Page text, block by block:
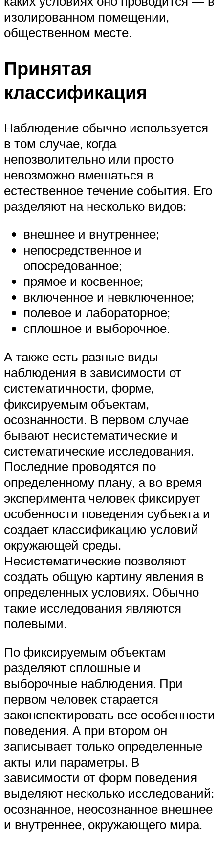
изолированном помещении,
общественном месте.
Принятая
классификация
Наблюдение обычно используется
в том случае, когда
непозволительно или просто
невозможно вмешаться в
естественное течение события. Его
разделяют на несколько видов:
внешнее и внутреннее;
непосредственное и
опосредованное;
прямое и косвенное;
включенное и невключенное;
полевое и лабораторное;
сплошное и выборочное.
А также есть разные виды
наблюдения в зависимости от
систематичности, форме,
фиксируемым объектам,
осознанности. В первом случае
бывают несистематические и
систематические исследования.
Последние проводятся по
определенному плану, а во время
эксперимента человек фиксирует
особенности поведения субъекта и
создает классификацию условий
окружающей среды.
Несистематические позволяют
создать общую картину явления в
определенных условиях. Обычно
такие исследования являются
полевыми.
По фиксируемым объектам
разделяют сплошные и
выборочные наблюдения. При
первом человек старается
законспектировать все особенности
поведения. А при втором он
записывает только определенные
акты или параметры. В
зависимости от форм поведения
выделяют несколько исследований:
осознанное, неосознанное внешнее
и внутреннее, окружающего мира.